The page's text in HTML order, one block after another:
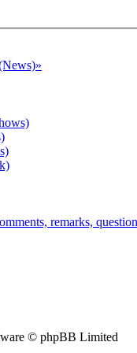
remarks,
© phpBB Limited